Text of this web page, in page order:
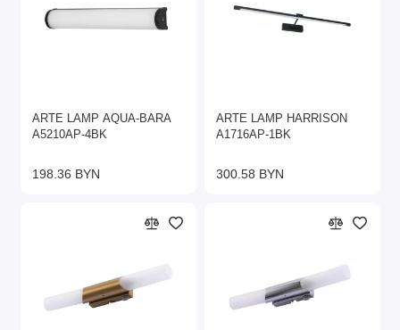
ARTE LAMP AQUA-BARA
A5210AP-4BK
198.36 BYN
ARTE LAMP HARRISON
A1716AP-1BK
300.58 BYN